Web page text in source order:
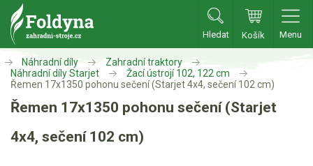
Hledat Košík Menu
Zahradní traktory
Zahradní traktory
Aku traktory
Náhradní díly
Zahradní traktory
Náhradní díly Starjet
Žací ústrojí 102, 122 cm
Řemen 17x1350 pohonu sečení (Starjet 4x4, sečení 102 cm)
Řemen 17x1350 pohonu sečení (Starjet
4x4, sečení 102 cm)